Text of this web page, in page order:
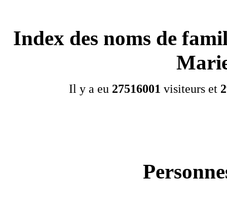
Index des noms de
Il y a eu 27516001 visiteurs et